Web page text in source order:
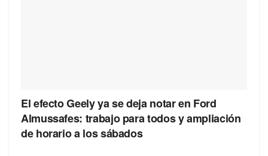
El efecto Geely ya se deja notar en Ford
Almussafes: trabajo para todos y ampliación
de horario a los sábados